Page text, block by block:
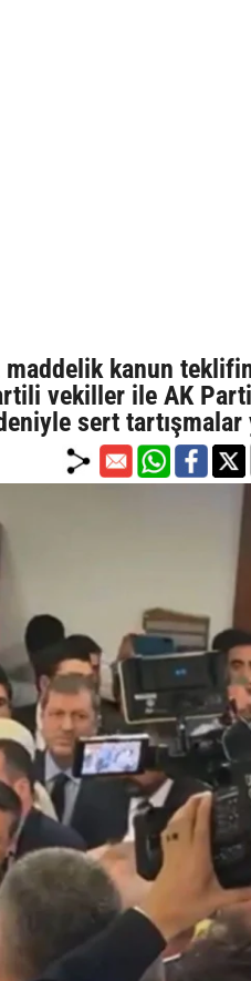
maddelik kanun
vekiller ile AK
sert tartışmalar